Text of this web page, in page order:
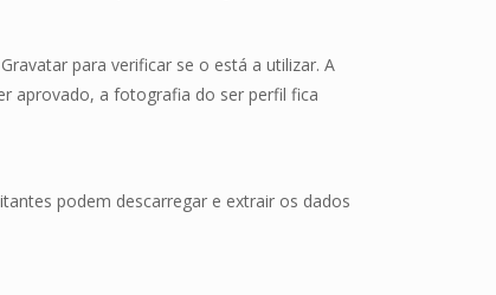
para verificar se o está a utilizar. A
aprovado, a fotografia do ser perfil fica
podem descarregar e extrair os dados